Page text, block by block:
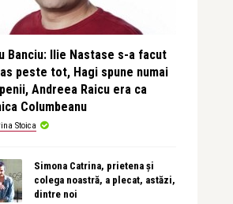
Banciu: Ilie Nastase s-a facut
peste tot, Hagi spune numai
Andreea Raicu era ca
Columbeanu
Stoica
Simona Catrina, prietena și
colega noastră, a plecat, astăzi,
dintre noi